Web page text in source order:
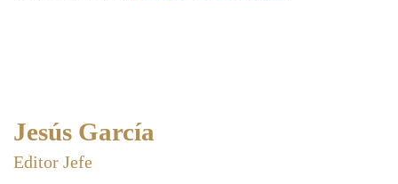
Jesús García
Editor Jefe